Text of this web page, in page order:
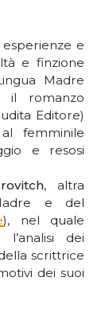
e
e finzione
Madre
il romanzo
Editore)
femminile
e resosi
, altra
e del
), nel quale
dei
scrittrice
dei suoi